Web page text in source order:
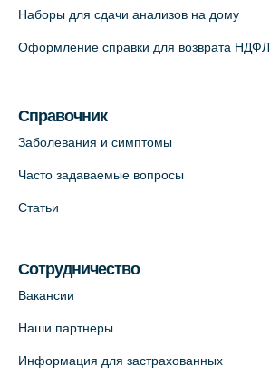
Наборы для сдачи анализов на дому
Оформление справки для возврата НДФЛ
Справочник
Заболевания и симптомы
Часто задаваемые вопросы
Статьи
Сотрудничество
Вакансии
Наши партнеры
Информация для застрахованных